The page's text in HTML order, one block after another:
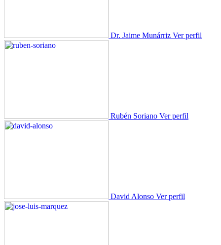
Dr. Jaime Munárriz Ver perfil
Rubén Soriano Ver perfil
David Alonso Ver perfil